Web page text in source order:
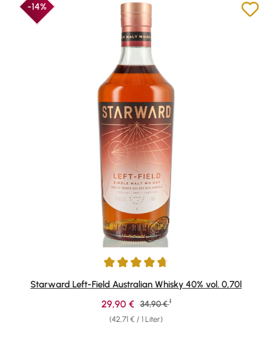
-14%
Durchschnittliche Bewertung von 4.67 von 5 Sternen
Starward Left-Field Australian Whisky 40% vol. 0,70l
(42,71 € / 1 Liter)
Verkaufspreis:
29,90 € Regulärer Preis:
34,90 € 1